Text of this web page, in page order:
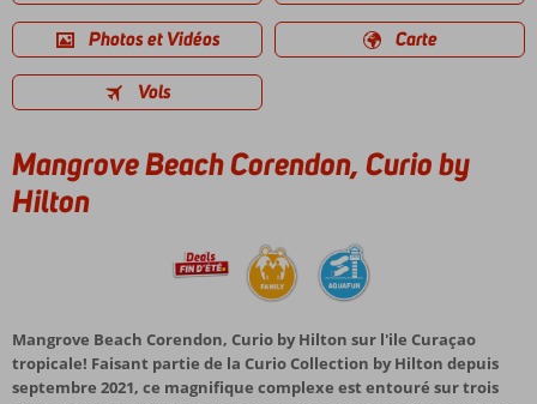
Photos et Vidéos Carte
Vols
Mangrove Beach Corendon, Curio by
Hilton
Mangrove Beach Corendon, Curio by Hilton sur l'ile Curaçao
tropicale! Faisant partie de la Curio Collection by Hilton depuis
septembre 2021, ce magnifique complexe est entouré sur trois